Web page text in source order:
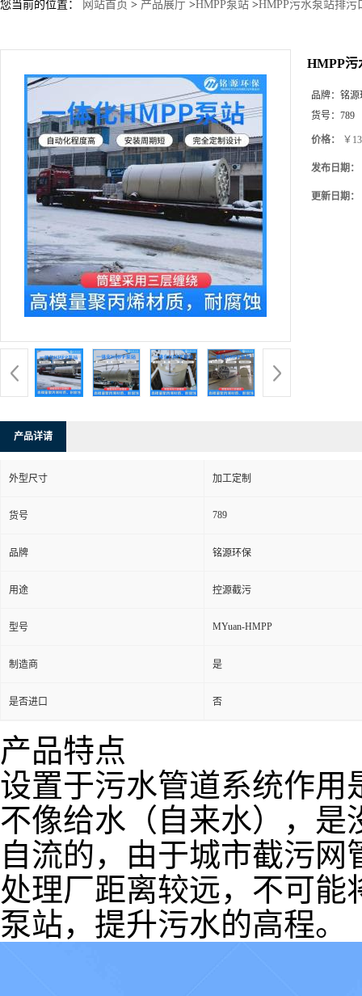
您当前的位置： 网站首页 > 产品展厅 >HMPP泵站 >HMPP污水泵站排
HMPP污
品牌： 铭源
货号： 789
价格： ￥
发布日期：
更新日期：
产品详请
外型尺寸 加工定制
货号 789
品牌 铭源环保
用途 控源截污
型号 MYuan-HMPP
制造商 是
是否进口 否
产品特点
设置于污水管道系统作用
不像给水（自来水），
自流的，由于城市截污
处理厂距离较远，不可
泵站，提升污水的高程。